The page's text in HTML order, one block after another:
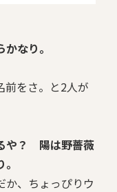
なり。
前をさ。と2人が
や？ 陽は野薔薇
か、ちょっぴりウ